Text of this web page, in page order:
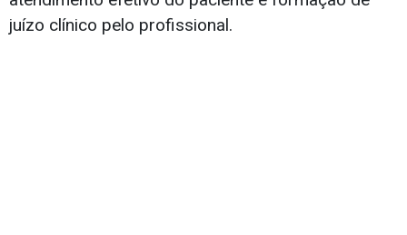
juízo clínico pelo profissional.